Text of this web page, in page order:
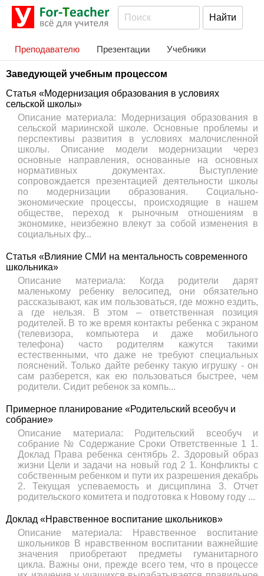
Преподавателю Презентации Учебники
Заведующей учебным процессом
Статья «Модернизация образования в условиях
сельской школы»
Описание материала: Модернизация образования в
сельской мариинской школе. Основные проблемы и
перспективы развития в условиях малочисленной
школы. Описание модели модернизации через
основные направления, основанные на основных
нормативных документах. Выступление
сопровождается презентацией деятельности школы
по модернизации образования. Социально-
экономические процессы, происходящие в нашем
обществе, переход к рыночным отношениям в
экономике, неизбежно влекут за собой изменения в
социальных фу...
Статья «Влияние СМИ на ментальность современного
школьника»
Описание материала: Когда родители дарят
маленькому ребенку велосипед, они обязательно
рассказывают, как им пользоваться, где можно ездить,
а где нельзя. В этом – ответственная позиция
родителей. В то же время контакты ребенка с экраном
(телевизора, компьютера и даже мобильного
телефона) часто родителям кажутся такими
естественными, что даже не требуют специальных
пояснений. Только дайте ребенку такую игрушку - он
сам разберется, как ею пользоваться быстрее, чем
родители. Сидит ребенок за компь...
Примерное планирование «Родительский всеобуч и
собрание»
Описание материала: Родительский всеобуч и
собрание № Содержание Сроки Ответственные 1 1.
Доклад Права ребенка сентябрь 2. Здоровый образ
жизни Цели и задачи на новый год 2 1. Конфликты с
собственным ребенком и пути их разрешения декабрь
2. Текущая успеваемость и дисциплина 3. Отчет
родительского комитета и подготовка к Новому году ...
Доклад «Нравственное воспитание школьников»
Описание материала: Нравственное воспитание
школьников В нравственном воспитании важнейшие
значения приобретают предметы гуманитарного
цикла. Важны они, прежде всего тем, что в процессе